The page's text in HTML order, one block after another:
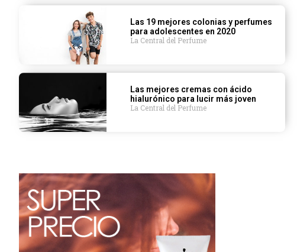
Las 19 mejores colonias y perfumes
para adolescentes en 2020
La Central del Perfume
Las mejores cremas con ácido
hialurónico para lucir más joven
La Central del Perfume